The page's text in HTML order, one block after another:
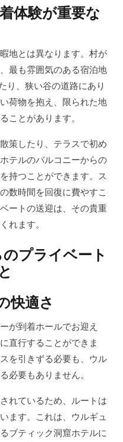
体験が重要な
地とは異なります。村が
最も雰囲気のある宿泊地
り、狭い谷の道路にあり
荷物を抱え、限られた地
ことがあります。
策したり、テラスで初め
テルのバルコニーからの
持つことができます。ス
数時間を回復に費やすこ
ートの送迎は、その貴重
れます。
プライベート
快適さ
が到着ホールでお迎え
直行することができま
を引きずる必要も、ウル
必要もありません。
れているため、ルートは
ます。これは、ウルギュ
ブティック洞窟ホテルに